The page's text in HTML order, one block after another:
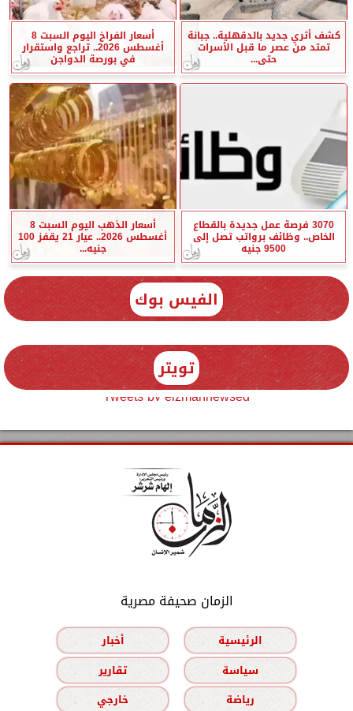
كشف أثري جديد بالدقهلية.. جبانة
تمتد من عصر ما قبل الأسرات
حتى...
أسعار الفراخ اليوم السبت 8
أغسطس 2026.. تراجع واستقرار
في بورصة الدواجن
3070 فرصة عمل جديدة بالقطاع
الخاص.. وظائف برواتب تصل إلى
9500 جنيه
أسعار الذهب اليوم السبت 8
أغسطس 2026.. عيار 21 يقفز 100
جنيه...
الفيس بوك
تويتر
Tweets by elzmannewseg
الزمان صحيفة مصرية
الرئيسية
أخبار
سياسة
تقارير
رياضة
خارجي